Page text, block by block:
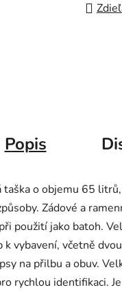
Popis
taška o objemu 65 litrů,
Zádové a
použití jako batoh.
vybavení, včetně dvou
na přilbu a obuv.
rychlou identifikaci. Je